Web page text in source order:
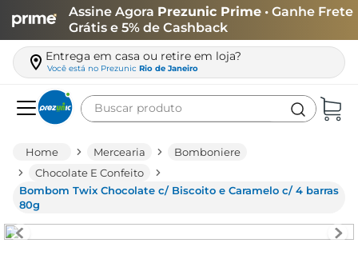
Assine Agora Prezunic Prime • Ganhe Frete
Grátis e 5% de Cashback
Entrega em casa ou retire em loja?
Você está no Prezunic Rio de Janeiro
Buscar produto
Mercearia
Bomboniere
Chocolate E Confeito
Bombom Twix Chocolate c/ Biscoito e Caramelo c/ 4 barras
80g
leite